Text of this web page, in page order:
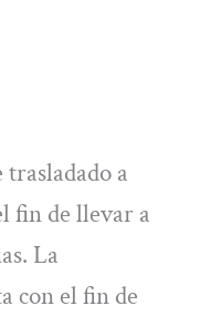
a
fin de llevar a
La
con el fin de